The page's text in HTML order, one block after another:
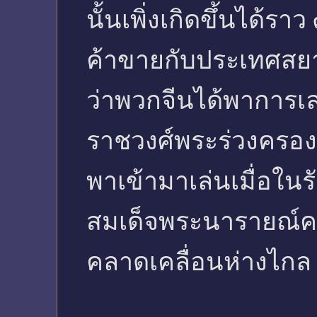
นั้นเพิ่งเกิดขึ้นได้รา
ค้าขายกับประเทศส
ว่าพวกจีนได้พาการ
ราชวงศ์พระร่วงคร
พาเข้ามาเล่นเมื่อใ
สมเด็จพระนารายณ์
คลาดเคลื่อนห่างไก